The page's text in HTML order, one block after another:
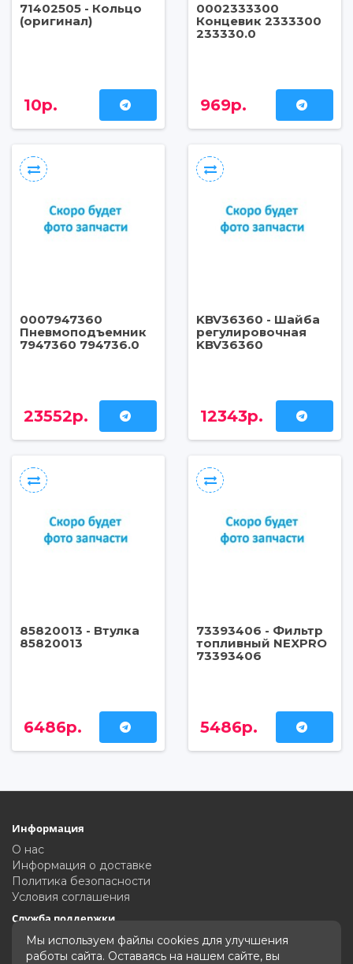
71402505 - Кольцо
(оригинал)
10р.
0002333300
Концевик 2333300
233330.0
969р.
0007947360
Пневмоподъемник
7947360 794736.0
23552р.
KBV36360 - Шайба
регулировочная
KBV36360
12343р.
85820013 - Втулка
85820013
6486р.
73393406 - Фильтр
топливный NEXPRO
73393406
5486р.
Информация
О нас
Информация о доставке
Политика безопасности
Условия соглашения
Служба поддержки
Связаться с нами
Карта сайта
Мы используем файлы cookies для улучшения
работы сайта. Оставаясь на нашем сайте, вы